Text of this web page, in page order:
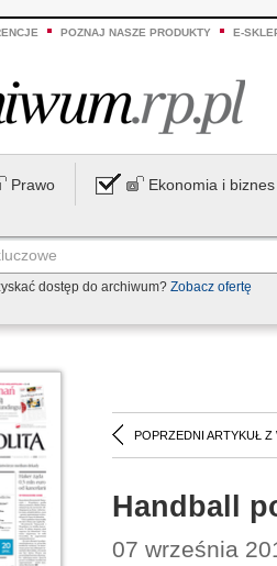
POZNAJ NASZE PRODUKTY E-
Prawo Ekonomia i biznes
dostęp do archiwum? Zobacz ofertę
POPRZEDNI ARTYKUŁ Z
Handball
07 września